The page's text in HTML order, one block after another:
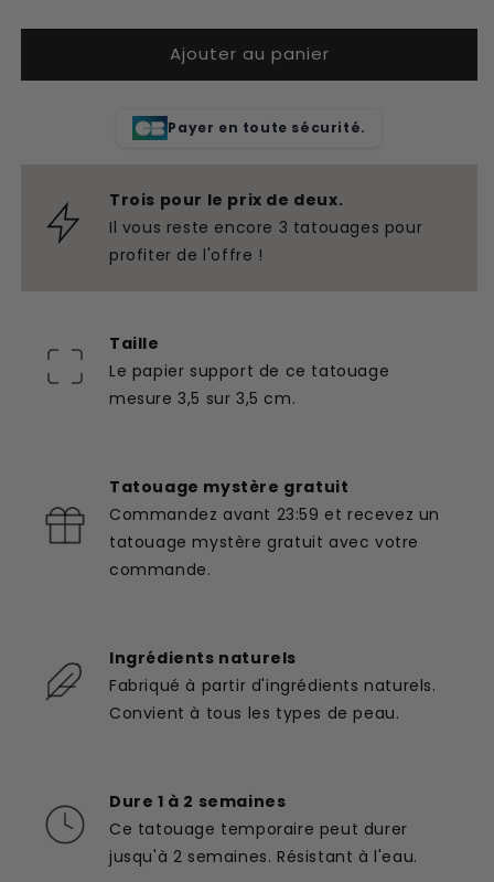
temporaire temporaire
888Ajouter au panier
Payer en toute sécurité.
Trois pour le prix de deux.
Il vous reste encore 3 tatouages pour
profiter de l'offre !
Taille
Le papier support de ce tatouage
mesure 3,5 sur 3,5 cm.
Tatouage mystère gratuit
Commandez avant 23:59 et recevez un
tatouage mystère gratuit avec votre
commande.
Ingrédients naturels
Fabriqué à partir d'ingrédients naturels.
Convient à tous les types de peau.
Dure 1 à 2 semaines
Ce tatouage temporaire peut durer
jusqu'à 2 semaines. Résistant à l'eau.